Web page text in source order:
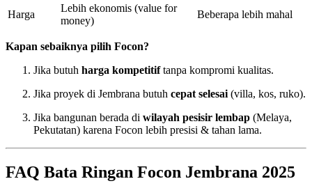
Harga
Lebih ekonomis (value for
money)
Beberapa lebih mahal
Kapan sebaiknya pilih Focon?
Jika butuh harga kompetitiftanpa kompromi kualitas.
Jika proyek di Jembrana butuh cepat selesai (villa, kos, ruko).
Jika bangunan berada di wilayah pesisir lembap (Melaya,
Pekutatan) karena Focon lebih presisi & tahan lama.
FAQ Bata Ringan Focon Jembrana 2025